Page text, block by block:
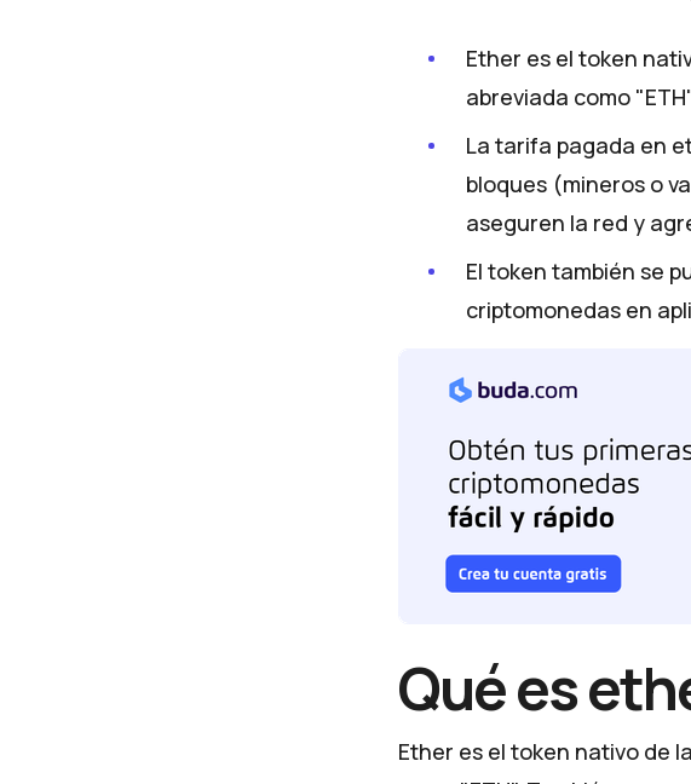
Ether es el token
abreviada como
La tarifa pagada en
bloques (mineros o
aseguren la red y
El token también se
criptomonedas en
Qué es
Ether es el token nativo de